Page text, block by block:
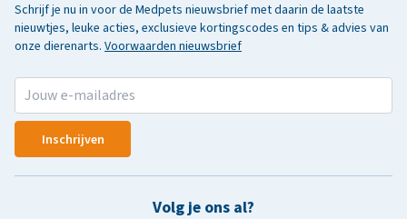
Schrijf je nu in voor de Medpets nieuwsbrief met daarin de laatste
nieuwtjes, leuke acties, exclusieve kortingscodes en tips & advies van
onze dierenarts. Voorwaarden nieuwsbrief
Inschrijven
Volg je ons al?